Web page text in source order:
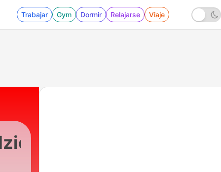
Trabajar Gym Dormir Relajarse Viaje